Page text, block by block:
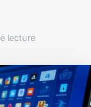
lecture